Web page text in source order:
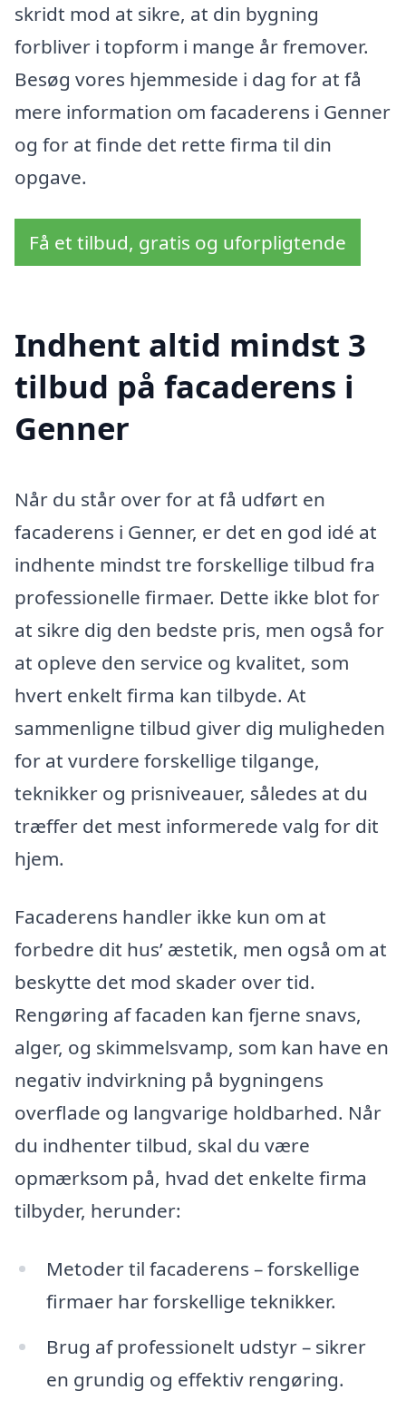
skridt mod at sikre, at din bygning
forbliver i topform i mange år fremover.
Besøg vores hjemmeside i dag for at få
mere information om facaderens i Genner
og for at finde det rette firma til din
opgave.
Få et tilbud, gratis og uforpligtende
Indhent altid mindst 3
tilbud på facaderens i
Genner
Når du står over for at få udført en
facaderens i Genner, er det en god idé at
indhente mindst tre forskellige tilbud fra
professionelle firmaer. Dette ikke blot for
at sikre dig den bedste pris, men også for
at opleve den service og kvalitet, som
hvert enkelt firma kan tilbyde. At
sammenligne tilbud giver dig muligheden
for at vurdere forskellige tilgange,
teknikker og prisniveauer, således at du
træffer det mest informerede valg for dit
hjem.
Facaderens handler ikke kun om at
forbedre dit hus’ æstetik, men også om at
beskytte det mod skader over tid.
Rengøring af facaden kan fjerne snavs,
alger, og skimmelsvamp, som kan have en
negativ indvirkning på bygningens
overflade og langvarige holdbarhed. Når
du indhenter tilbud, skal du være
opmærksom på, hvad det enkelte firma
tilbyder, herunder:
Metoder til facaderens – forskellige
firmaer har forskellige teknikker.
Brug af professionelt udstyr – sikrer
en grundig og effektiv rengøring.